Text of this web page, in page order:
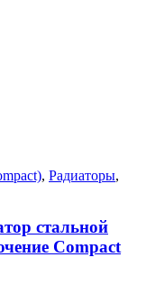
, Радиаторы,
стальной
Compact